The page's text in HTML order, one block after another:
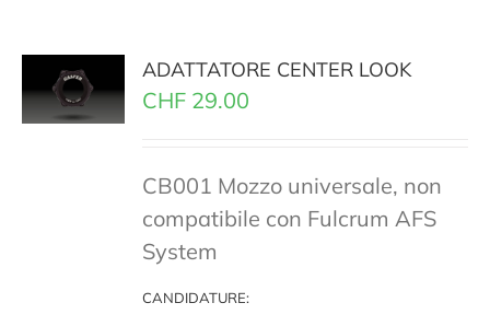
ADATTATORE CENTER LOOK
CHF 29.00
CB001 Mozzo universale, non
compatibile con Fulcrum AFS
System
CANDIDATURE: